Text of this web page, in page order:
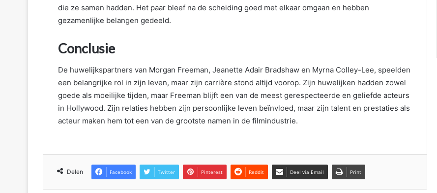
die ze samen hadden. Het paar bleef na de scheiding goed met elkaar omgaan en hebben
gezamenlijke belangen gedeeld.
Conclusie
De huwelijkspartners van Morgan Freeman, Jeanette Adair Bradshaw en Myrna Colley-Lee, speelden
een belangrijke rol in zijn leven, maar zijn carrière stond altijd voorop. Zijn huwelijken hadden zowel
goede als moeilijke tijden, maar Freeman blijft een van de meest gerespecteerde en geliefde acteurs
in Hollywood. Zijn relaties hebben zijn persoonlijke leven beïnvloed, maar zijn talent en prestaties als
acteur maken hem tot een van de grootste namen in de filmindustrie.
Delen Facebook Twitter Pinterest Reddit Deel via Email Print